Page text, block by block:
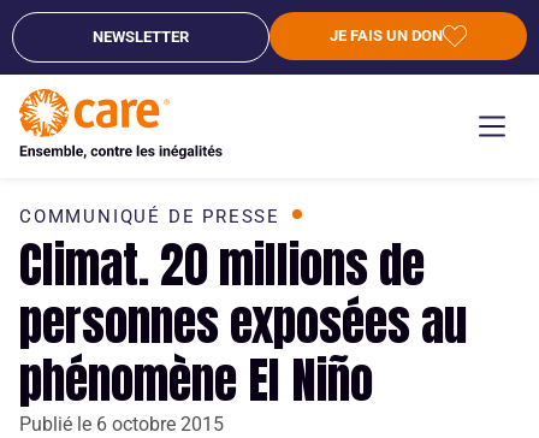
NEWSLETTER JE FAIS UN DON
COMMUNIQUÉ DE PRESSE
Climat. 20 millions de
personnes exposées au
phénomène El Niño
Publié le 6 octobre 2015